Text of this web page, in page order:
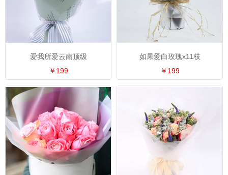
爱我所爱云南顶级
￥199
如果爱白玫瑰x11枝
￥199